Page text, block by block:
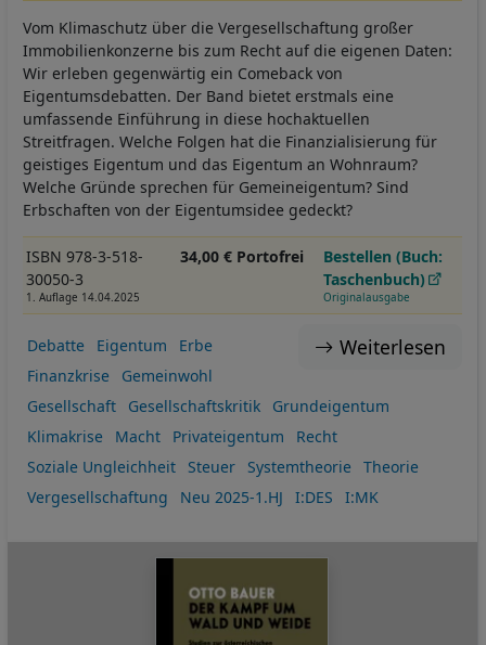
Vom Klimaschutz über die Vergesellschaftung großer
Immobilienkonzerne bis zum Recht auf die eigenen Daten:
Wir erleben gegenwärtig ein Comeback von
Eigentumsdebatten. Der Band bietet erstmals eine
umfassende Einführung in diese hochaktuellen
Streitfragen. Welche Folgen hat die Finanzialisierung für
geistiges Eigentum und das Eigentum an Wohnraum?
Welche Gründe sprechen für Gemeineigentum? Sind
Erbschaften von der Eigentumsidee gedeckt?
ISBN 978-3-518-
30050-3
1. Auflage 14.04.2025
34,00 € Portofrei
Bestellen (Buch:
Taschenbuch)
Originalausgabe
Weiterlesen
Debatte Eigentum
Erbe
Finanzkrise
Gemeinwohl
Gesellschaft
Gesellschaftskritik
Grundeigentum
Klimakrise
Macht Privateigentum
Recht
Soziale Ungleichheit
Steuer Systemtheorie
Theorie
Vergesellschaftung
Neu 2025-1.HJ I:DES I:MK